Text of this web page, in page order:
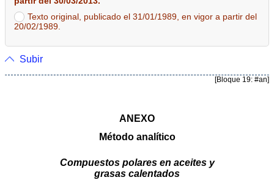
Texto original, publicado el 31/01/1989, en vigor a partir del
20/02/1989.
Subir
[Bloque 19: #an]
ANEXO
Método analítico
Compuestos polares en aceites y
grasas calentados